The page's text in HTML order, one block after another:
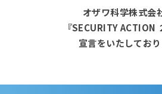
オザワ科学株式会
『SECURITY ACTION
宣言をいたしており